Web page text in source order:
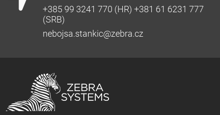
+385 99 3241 770 (HR) +381 61 6231 777
(SRB)
nebojsa.stankic@zebra.cz